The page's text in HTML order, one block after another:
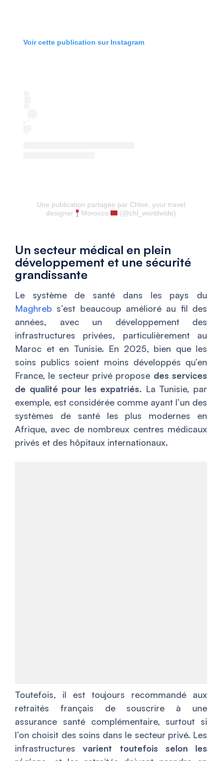
Voir cette publication sur Instagram
Une publication partagée par Chloé, your travel
designer
Morocco (@chl_worldwide)
Un secteur médical en plein
développement et une sécurité
grandissante
Le système de santé dans les pays du
Maghreb s’est beaucoup amélioré au fil des
années, avec un développement des
infrastructures privées, particulièrement au
Maroc et en Tunisie. En 2025, bien que les
soins publics soient moins développés qu’en
France, le secteur privé propose des services
de qualité pour les expatriés. La Tunisie, par
exemple, est considérée comme ayant l’un des
systèmes de santé les plus modernes en
Afrique, avec de nombreux centres médicaux
privés et des hôpitaux internationaux.
Toutefois, il est toujours recommandé aux
retraités français de souscrire à une
assurance santé complémentaire, surtout si
l’on choisit des soins dans le secteur privé. Les
infrastructuresvarient toutefois selon les